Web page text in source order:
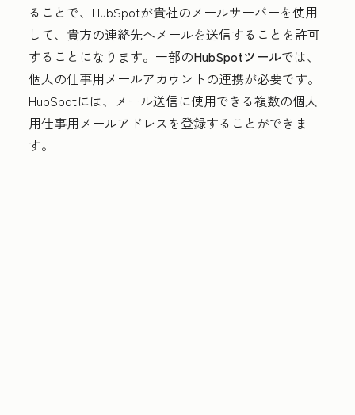
ることで、HubSpotが貴社のメールサーバーを使用
して、貴方の連絡先へメールを送信することを許可
することになります。一部のHubSpotツールでは、
個人の仕事用メールアカウントの連携が必要です。
HubSpotには、メール送信に使用できる複数の個人
用仕事用メールアドレスを登録することができま
す。